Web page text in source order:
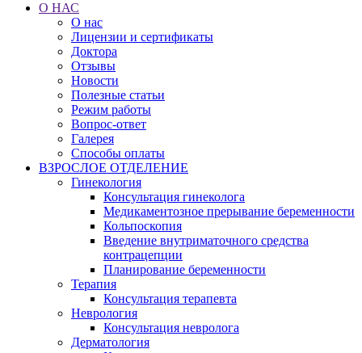
О НАС
О нас
Лицензии и сертификаты
Доктора
Отзывы
Новости
Полезные статьи
Режим работы
Вопрос-ответ
Галерея
Способы оплаты
ВЗРОСЛОЕ ОТДЕЛЕНИЕ
Гинекология
Консультация гинеколога
Медикаментозное прерывание беременности
Кольпоскопия
Введение внутриматочного средства
контрацепции
Планирование беременности
Терапия
Консультация терапевта
Неврология
Консультация невролога
Дерматология